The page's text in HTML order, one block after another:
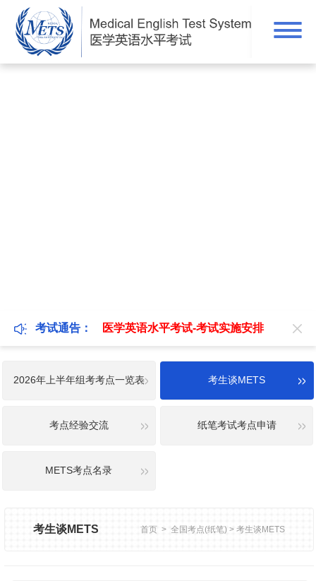
考试通告： 医学英语水平考试-考试实施安排
2026年上半年组考考点一览表 考生谈METS
考点经验交流 纸笔考试考点申请
METS考点名录
考生谈METS 首页> 全国考点(纸笔) > 考生谈METS